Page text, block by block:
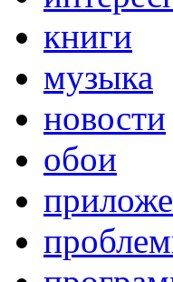
книги
музыка
новости
обои